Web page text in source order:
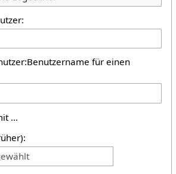
für einen
…